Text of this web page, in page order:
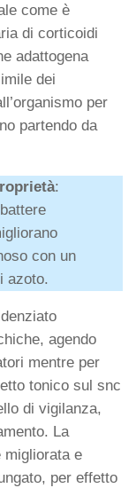
come è
di corticoidi
adattogena
dei
per
partendo da
:
con un
azoto.
agendo
mentre per
tonico sul snc
di vigilanza,
La
migliorata e
per effetto